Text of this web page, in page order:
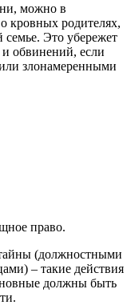
можно в
кровных родителях,
семье. Это убережет
обвинений, если
злонамеренными
право.
(должностными
– такие действия
должны быть